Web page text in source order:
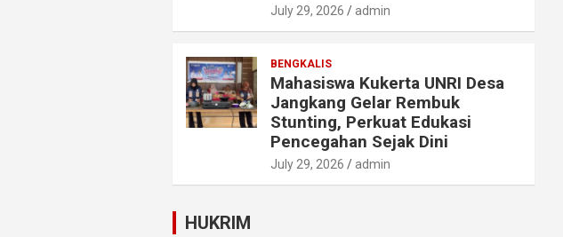
July 29, 2026 admin
BENGKALIS
Mahasiswa Kukerta UNRI Desa
Jangkang Gelar Rembuk
Stunting, Perkuat Edukasi
Pencegahan Sejak Dini
July 29, 2026 admin
HUKRIM